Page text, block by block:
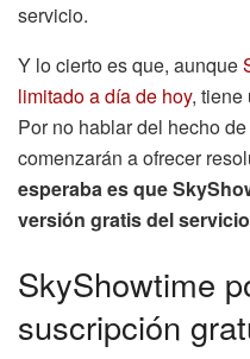
servicio.
Y lo cierto es que, aunque
limitado a día de hoy, tiene
Por no hablar del hecho
comenzarán a ofrecer
esperaba es que
versión gratis del
SkyShowtime
suscripción